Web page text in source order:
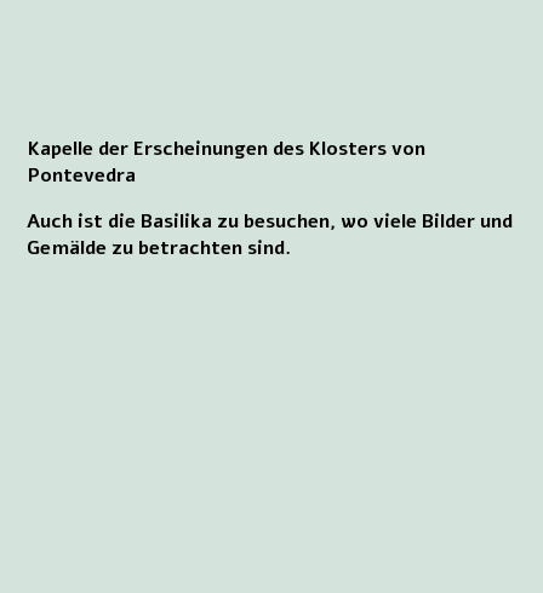
Kapelle der Erscheinungen des Klosters von
Pontevedra
Auch ist die Basilika zu besuchen, wo viele Bilder und
Gemälde zu betrachten sind.